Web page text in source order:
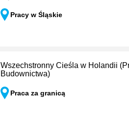
Pracy w Śląskie
Wszechstronny Cieśla w Holandii
Budownictwa)
Praca za granicą